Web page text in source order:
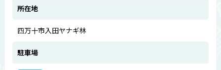
所在地
四万十市入田ヤナギ林
駐車場